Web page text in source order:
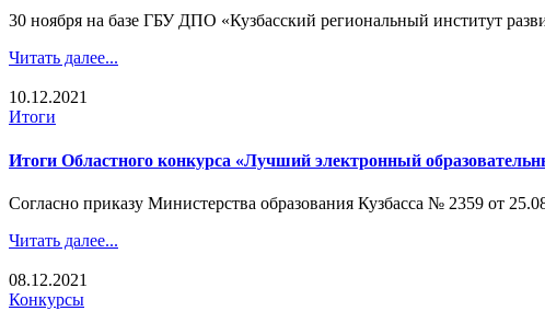
30 ноября на базе ГБУ ДПО «Кузбасский региональный институт
Читать далее...
10.12.2021
Итоги
Итоги Областного конкурса «Лучший электронный
Согласно приказу Министерства образования Кузбасса № 2359 от
Читать далее...
08.12.2021
Конкурсы